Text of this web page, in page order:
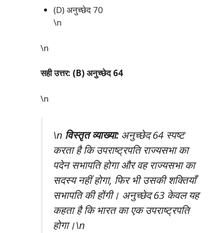
(D) अनुच्छेद 70
\n
\n
सही उत्तर: (B) अनुच्छेद 64
\n
\n विस्तृत व्याख्या:अनुच्छेद 64 स्पष्ट
करता है कि उपराष्ट्रपति राज्यसभा का
पदेन सभापति होगा और वह राज्यसभा का
सदस्य नहीं होगा, फिर भी उसकी शक्तियाँ
सभापति की होंगी। अनुच्छेद 63 केवल यह
कहता है कि भारत का एक उपराष्ट्रपति
होगा।\n